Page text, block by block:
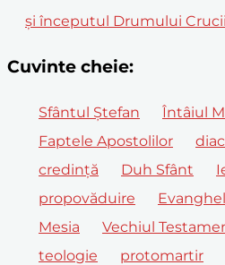
și începutul Drumului Crucii
Cuvinte cheie:
Sfântul Ștefan Întâiul
Faptele Apostolilor
credință
Duh Sfânt
propovăduire
Mesia
Vechiul
teologie
protomartir